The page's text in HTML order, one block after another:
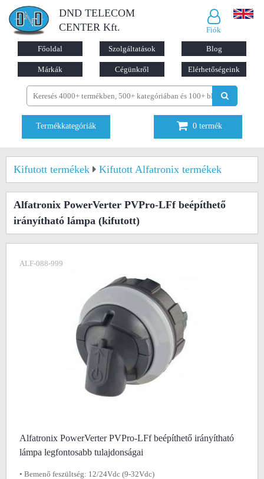
DND TELECOM
CENTER Kft.
Fiók
Főoldal Szolgáltatások Blog
Márkák Cégünkről Elérhetőségeink
Termékkategóriák 0 termék
Kifutott termékek Kifutott Alfatronix termékek
Alfatronix PowerVerter PVPro-LFf beépíthető
irányítható lámpa (kifutott)
ALF-088-999
Alfatronix PowerVerter PVPro-LFf beépíthető irányítható
lámpa legfontosabb tulajdonságai
• Bemenő feszültség: 12/24Vdc (9-32Vdc)